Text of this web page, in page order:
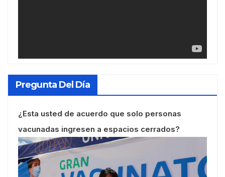
Pregunta Del Día
¿Esta usted de acuerdo que solo personas
vacunadas ingresen a espacios cerrados?